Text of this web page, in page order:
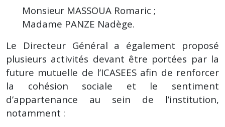
Monsieur MASSOUA Romaric ;
Madame PANZE Nadège.
Le Directeur Général a également proposé
plusieurs activités devant être portées par la
future mutuelle de l’ICASEES afin de renforcer
la cohésion sociale et le sentiment
d’appartenance au sein de l’institution,
notamment :